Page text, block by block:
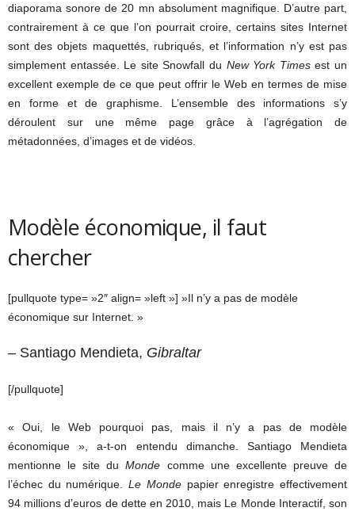
diaporama sonore de 20 mn absolument magnifique. D’autre part,
contrairement à ce que l’on pourrait croire, certains sites Internet
sont des objets maquettés, rubriqués, et l’information n’y est pas
simplement entassée. Le site Snowfall du New York Timesest un
excellent exemple de ce que peut offrir le Web en termes de mise
en forme et de graphisme. L’ensemble des informations s’y
déroulent sur une même page grâce à l’agrégation de
métadonnées, d’images et de vidéos.
Modèle économique, il faut
chercher
[pullquote type= »2″ align= »left »] »Il n’y a pas de modèle
économique sur Internet. »
– Santiago Mendieta, Gibraltar
[/pullquote]
« Oui, le Web pourquoi pas, mais il n’y a pas de modèle
économique », a-t-on entendu dimanche. Santiago Mendieta
mentionne le site duMonde comme une excellente preuve de
l’échec du numérique.Le Mondepapier enregistre effectivement
94 millions d’euros de dette en 2010, mais Le Monde Interactif, son